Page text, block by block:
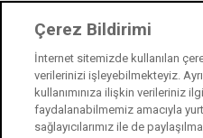
f; i;
Çerez Bildirimi
İnternet sitemizde kullanılan
verilerinizi işleyebilmekteyiz.
kullanımınıza ilişkin verileriniz
faydalanabilmemiz amacıyla
sağlayıcılarımız ile de